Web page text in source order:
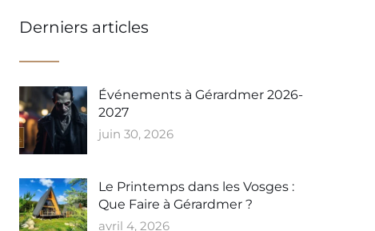
Derniers articles
Événements à Gérardmer 2026-
2027
juin 30, 2026
Le Printemps dans les Vosges :
Que Faire à Gérardmer ?
avril 4, 2026